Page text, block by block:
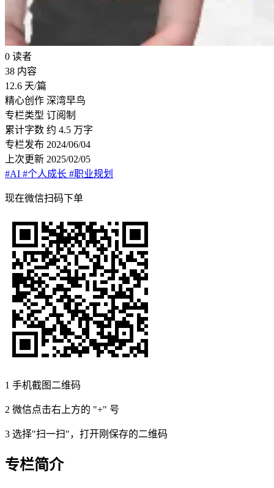
0 读者
38 内容
12.6 天/篇
精心创作 深湾早鸟
专栏类型 订阅制
累计字数 约 4.5 万字
专栏发布 2024/06/04
上次更新 2025/02/05
#AI #个人成长 #职业规划
现在微信扫码下单
1 手机截图二维码
2 微信点击右上方的 "+" 号
3 选择"扫一扫"，打开刚保存的二维码
专栏简介